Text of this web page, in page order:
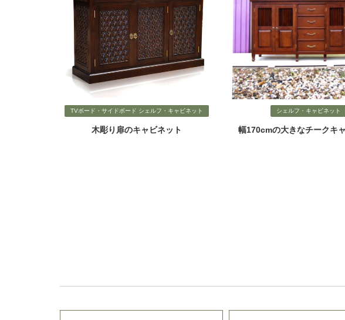
TVボード・サイドボード シェルフ・キャビネット
木彫り扉のキャビネット
シェルフ・キャビネット
幅170cmの大きなチークキ